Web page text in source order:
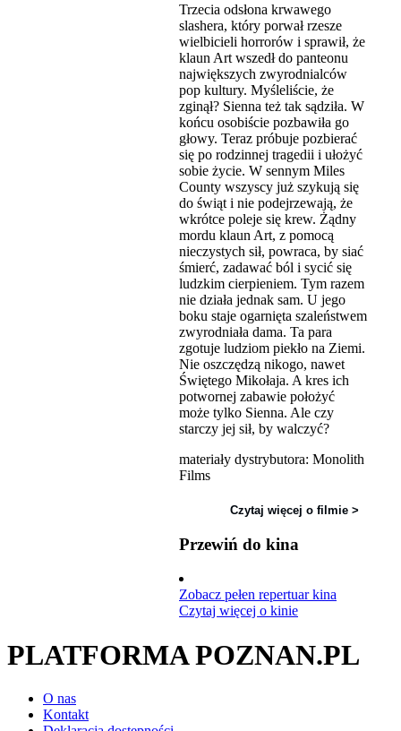
Trzecia odsłona krwawego
slashera, który porwał rzesze
wielbicieli horrorów i sprawił, że
klaun Art wszedł do panteonu
największych zwyrodnialców
pop kultury. Myśleliście, że
zginął? Sienna też tak sądziła. W
końcu osobiście pozbawiła go
głowy. Teraz próbuje pozbierać
się po rodzinnej tragedii i ułożyć
sobie życie. W sennym Miles
County wszyscy już szykują się
do świąt i nie podejrzewają, że
wkrótce poleje się krew. Żądny
mordu klaun Art, z pomocą
nieczystych sił, powraca, by siać
śmierć, zadawać ból i sycić się
ludzkim cierpieniem. Tym razem
nie działa jednak sam. U jego
boku staje ogarnięta szaleństwem
zwyrodniała dama. Ta para
zgotuje ludziom piekło na Ziemi.
Nie oszczędzą nikogo, nawet
Świętego Mikołaja. A kres ich
potwornej zabawie położyć
może tylko Sienna. Ale czy
starczy jej sił, by walczyć?
materiały dystrybutora: Monolith
Films
Czytaj więcej o filmie >
Przewiń do kina
Zobacz pełen repertuar kina
Czytaj więcej o kinie
PLATFORMA POZNAN.PL
O nas
Kontakt